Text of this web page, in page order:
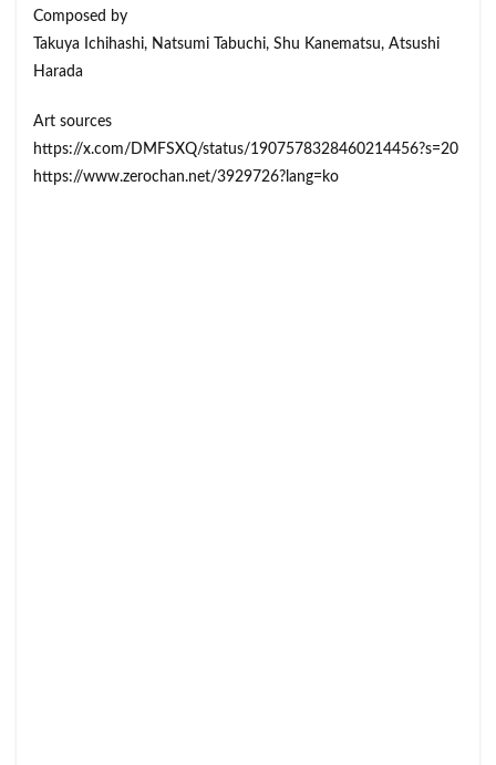
Composed by
Takuya Ichihashi, Natsumi Tabuchi, Shu Kanematsu, Atsushi
Harada
Art sources
https://x.com/DMFSXQ/status/1907578328460214456?s=20
https://www.zerochan.net/3929726?lang=ko